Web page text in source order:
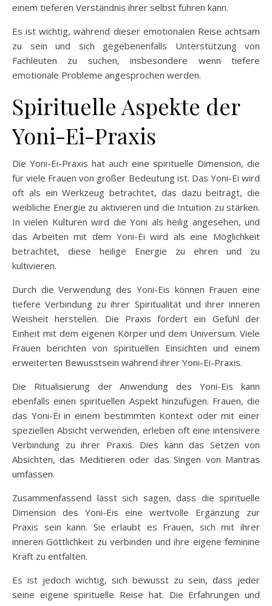
einem tieferen Verständnis ihrer selbst führen kann.
Es ist wichtig, während dieser emotionalen Reise achtsam
zu sein und sich gegebenenfalls Unterstützung von
Fachleuten zu suchen, insbesondere wenn tiefere
emotionale Probleme angesprochen werden.
Spirituelle Aspekte der
Yoni-Ei-Praxis
Die Yoni-Ei-Praxis hat auch eine spirituelle Dimension, die
für viele Frauen von großer Bedeutung ist. Das Yoni-Ei wird
oft als ein Werkzeug betrachtet, das dazu beiträgt, die
weibliche Energie zu aktivieren und die Intuition zu stärken.
In vielen Kulturen wird die Yoni als heilig angesehen, und
das Arbeiten mit dem Yoni-Ei wird als eine Möglichkeit
betrachtet, diese heilige Energie zu ehren und zu
kultivieren.
Durch die Verwendung des Yoni-Eis können Frauen eine
tiefere Verbindung zu ihrer Spiritualität und ihrer inneren
Weisheit herstellen. Die Praxis fördert ein Gefühl der
Einheit mit dem eigenen Körper und dem Universum. Viele
Frauen berichten von spirituellen Einsichten und einem
erweiterten Bewusstsein während ihrer Yoni-Ei-Praxis.
Die Ritualisierung der Anwendung des Yoni-Eis kann
ebenfalls einen spirituellen Aspekt hinzufügen. Frauen, die
das Yoni-Ei in einem bestimmten Kontext oder mit einer
speziellen Absicht verwenden, erleben oft eine intensivere
Verbindung zu ihrer Praxis. Dies kann das Setzen von
Absichten, das Meditieren oder das Singen von Mantras
umfassen.
Zusammenfassend lässt sich sagen, dass die spirituelle
Dimension des Yoni-Eis eine wertvolle Ergänzung zur
Praxis sein kann. Sie erlaubt es Frauen, sich mit ihrer
inneren Göttlichkeit zu verbinden und ihre eigene feminine
Kraft zu entfalten.
Es ist jedoch wichtig, sich bewusst zu sein, dass jeder
seine eigene spirituelle Reise hat. Die Erfahrungen und